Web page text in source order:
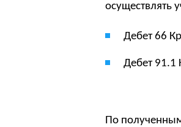
осуществлять
Дебет 66
Дебет 91.1
По